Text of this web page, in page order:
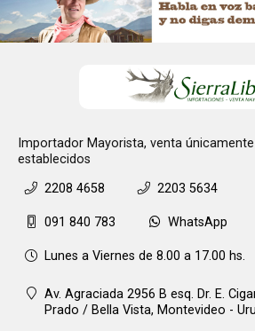
Importador Mayorista, venta
establecidos
2208 4658
2203 5634
091 840 783 WhatsApp
Lunes a Viernes de 8.00 a 17.00 hs.
Av. Agraciada 2956 B esq. Dr. E.
Prado / Bella Vista, Montevideo -